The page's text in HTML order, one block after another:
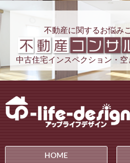
不動産に関するお悩み
中古住宅インスペクション・
HOME